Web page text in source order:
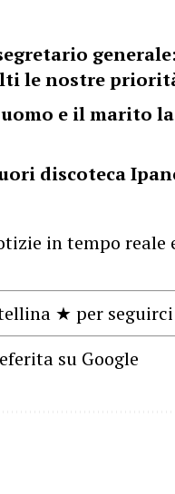
generale:
le nostre
e il marito
discoteca
in tempo reale
★ per seguirci
su Google